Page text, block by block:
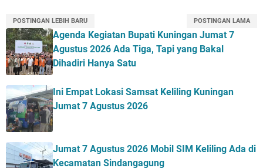
POSTINGAN LEBIH BARU POSTINGAN LAMA
Agenda Kegiatan Bupati Kuningan Jumat 7
Agustus 2026 Ada Tiga, Tapi yang Bakal
Dihadiri Hanya Satu
Ini Empat Lokasi Samsat Keliling Kuningan
Jumat 7 Agustus 2026
Jumat 7 Agustus 2026 Mobil SIM Keliling Ada di
Kecamatan Sindangagung